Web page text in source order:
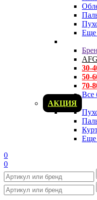
Еще
AFG
30-
50-
70-
Все
АКЦИЯ
Еще
0
0